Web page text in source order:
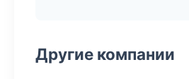
Другие компании